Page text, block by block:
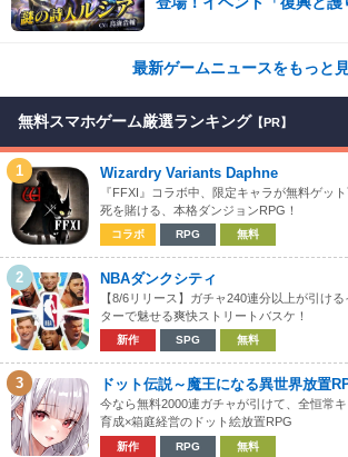
最新ゲームニュースをもっと
無料スマホゲーム厳選ランキング 【PR】
1 Wizardry Variants Daphne
『FFXI』コラボ中、限定キャラが無料ゲッ
死を賭ける、本格ダンジョンRPG！
コラボ RPG 無料
2 NBAダンクシティ
【8/6リリース】ガチャ240連分以上が引け
ターで魅せる爽快ストリートバスケ！
新作 SPG 無料
3 ドット伝説～魔王になる異世界放置
今なら無料2000連ガチャが引けて、全恒常
育成×箱庭経営のドット絵放置RPG
新作 RPG 無料